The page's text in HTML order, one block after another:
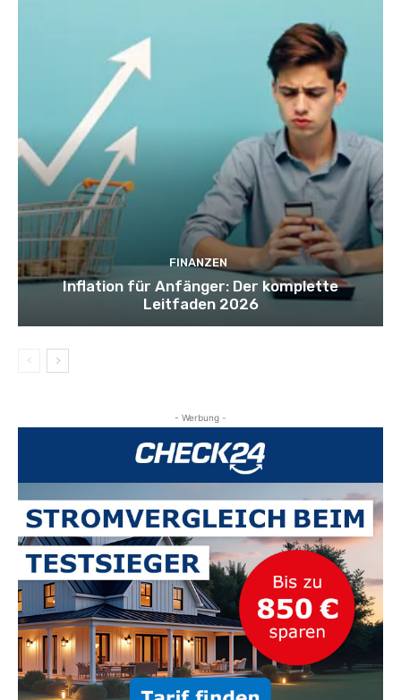
FINANZEN
Inflation für Anfänger: Der komplette
Leitfaden 2026
- Werbung -